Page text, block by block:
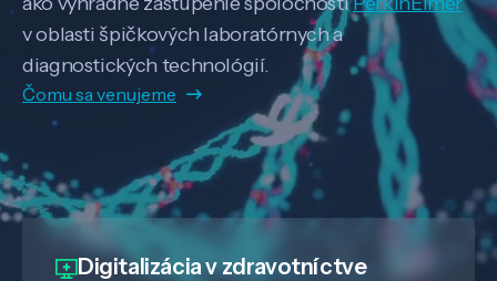
v oblasti špičkových laboratórnych a
diagnostických technológií.
Čomu sa venujeme
Digitalizáciav zdravotníctve